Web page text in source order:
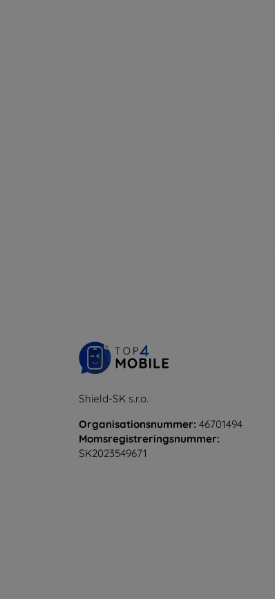
Shield-SK s.r.o.
Organisationsnummer: 46701494
Momsregistreringsnummer:
SK2023549671